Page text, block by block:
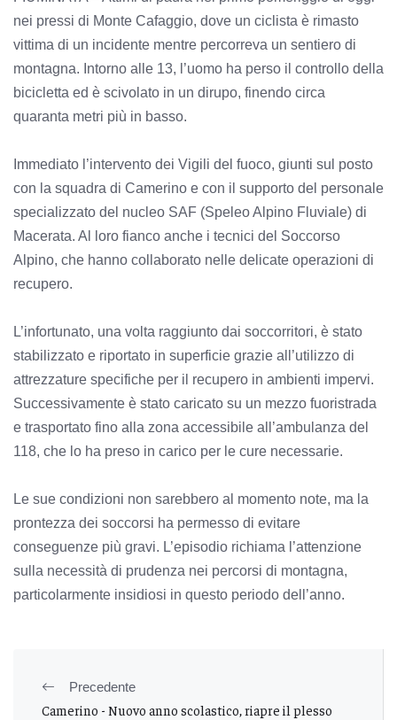
nei pressi di Monte Cafaggio, dove un ciclista è rimasto
vittima di un incidente mentre percorreva un sentiero di
montagna. Intorno alle 13, l’uomo ha perso il controllo della
bicicletta ed è scivolato in un dirupo, finendo circa
quaranta metri più in basso.
Immediato l’intervento dei Vigili del fuoco, giunti sul posto
con la squadra di Camerino e con il supporto del personale
specializzato del nucleo SAF (Speleo Alpino Fluviale) di
Macerata. Al loro fianco anche i tecnici del Soccorso
Alpino, che hanno collaborato nelle delicate operazioni di
recupero.
L’infortunato, una volta raggiunto dai soccorritori, è stato
stabilizzato e riportato in superficie grazie all’utilizzo di
attrezzature specifiche per il recupero in ambienti impervi.
Successivamente è stato caricato su un mezzo fuoristrada
e trasportato fino alla zona accessibile all’ambulanza del
118, che lo ha preso in carico per le cure necessarie.
Le sue condizioni non sarebbero al momento note, ma la
prontezza dei soccorsi ha permesso di evitare
conseguenze più gravi. L’episodio richiama l’attenzione
sulla necessità di prudenza nei percorsi di montagna,
particolarmente insidiosi in questo periodo dell’anno.
Precedente
Camerino - Nuovo anno scolastico, riapre il plesso